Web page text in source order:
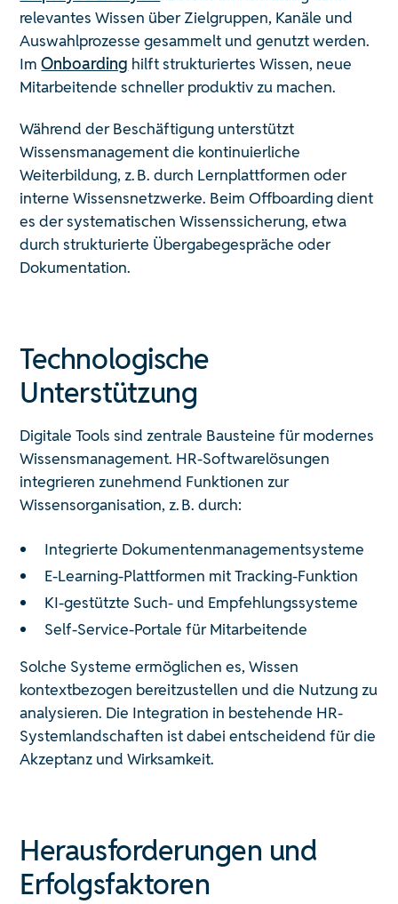
relevantes Wissen über Zielgruppen, Kanäle und
Auswahlprozesse gesammelt und genutzt werden.
ImOnboarding hilft strukturiertes Wissen, neue
Mitarbeitende schneller produktiv zu machen.
Während der Beschäftigung unterstützt
Wissensmanagement die kontinuierliche
Weiterbildung, z. B. durch Lernplattformen oder
interne Wissensnetzwerke. Beim Offboarding dient
es der systematischen Wissenssicherung, etwa
durch strukturierte Übergabegespräche oder
Dokumentation.
Technologische
Unterstützung
Digitale Tools sind zentrale Bausteine für modernes
Wissensmanagement. HR-Softwarelösungen
integrieren zunehmend Funktionen zur
Wissensorganisation, z. B. durch:
Integrierte Dokumentenmanagementsysteme
E-Learning-Plattformen mit Tracking-Funktion
KI-gestützte Such- und Empfehlungssysteme
Self-Service-Portale für Mitarbeitende
Solche Systeme ermöglichen es, Wissen
kontextbezogen bereitzustellen und die Nutzung zu
analysieren. Die Integration in bestehende HR-
Systemlandschaften ist dabei entscheidend für die
Akzeptanz und Wirksamkeit.
Herausforderungen und
Erfolgsfaktoren